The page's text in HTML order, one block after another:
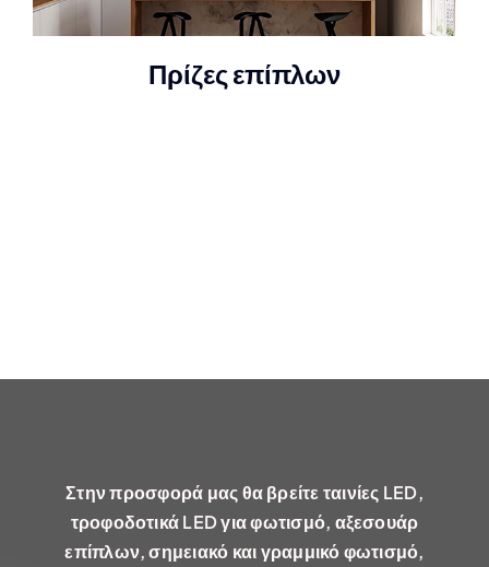
Πρίζες επίπλων
Στην προσφορά μας θα βρείτε ταινίες LED,
τροφοδοτικά LED για φωτισμό, αξεσουάρ
επίπλων, σημειακό και γραμμικό φωτισμό,